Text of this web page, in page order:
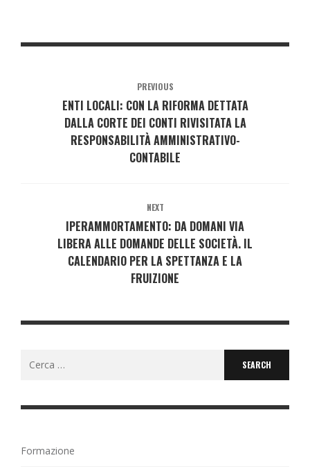
PREVIOUS
ENTI LOCALI: CON LA RIFORMA DETTATA
DALLA CORTE DEI CONTI RIVISITATA LA
RESPONSABILITÀ AMMINISTRATIVO-
CONTABILE
NEXT
IPERAMMORTAMENTO: DA DOMANI VIA
LIBERA ALLE DOMANDE DELLE SOCIETÀ. IL
CALENDARIO PER LA SPETTANZA E LA
FRUIZIONE
Formazione